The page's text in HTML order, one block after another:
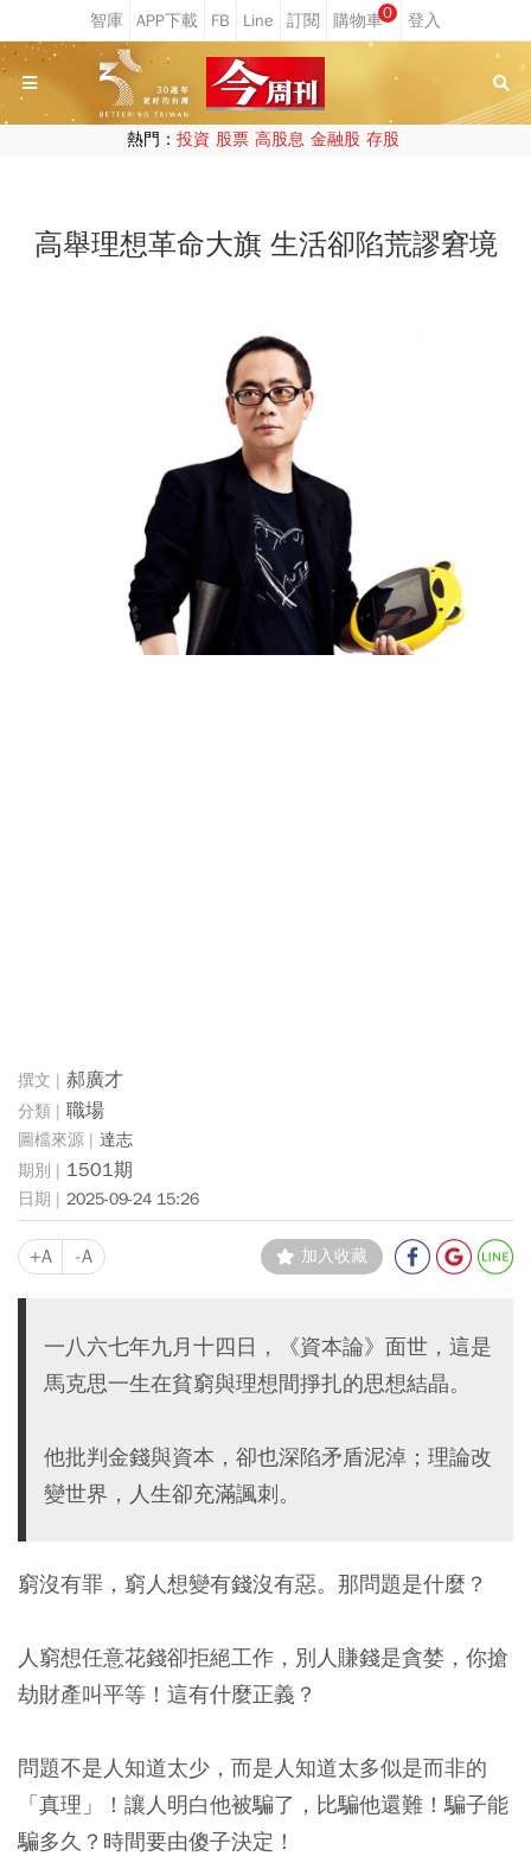
0
熱門： 投資 股票 高股息 金融股 存股
高舉理想革命大旗 生活卻陷荒謬窘境
郝廣才
職場
達志
1501期
2025-09-24 15:26
+A -A 加入收藏
一八六七年九月十四日，《資本論》面世，這是
馬克思一生在貧窮與理想間掙扎的思想結晶。
他批判金錢與資本，卻也深陷矛盾泥淖；理論改
變世界，人生卻充滿諷刺。
窮沒有罪，窮人想變有錢沒有惡。那問題是什麼？
人窮想任意花錢卻拒絕工作，別人賺錢是貪婪，你搶
劫財產叫平等！這有什麼正義？
問題不是人知道太少，而是人知道太多似是而非的
「真理」！讓人明白他被騙了，比騙他還難！騙子能
騙多久？時間要由傻子決定！